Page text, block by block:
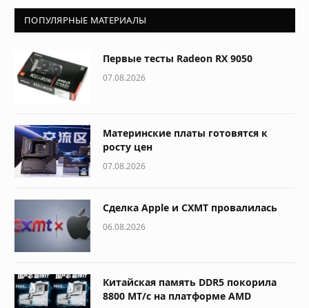
ПОПУЛЯРНЫЕ МАТЕРИАЛЫ
Первые тесты Radeon RX 9050
07.08.2026
Материнские платы готовятся к
росту цен
07.08.2026
Сделка Apple и CXMT провалилась
06.08.2026
Китайская память DDR5 покорила
8800 МТ/с на платформе AMD